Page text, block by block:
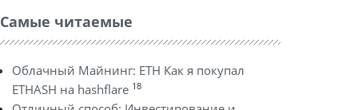
Самые читаемые
Облачный Майнинг: ETH Как я покупал
ETHASH на hashflare 18